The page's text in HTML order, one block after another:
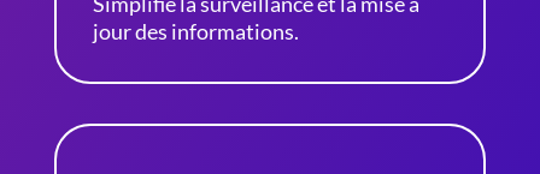
jour des informations.